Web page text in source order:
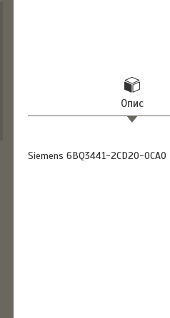
Опис
Siemens 6BQ3441-2CD20-0CA0